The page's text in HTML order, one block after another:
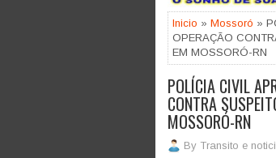
Inicio » Mossoró »
OPERAÇÃO
EM MOSSORÓ-RN
POLÍCIA CIVIL
CONTRA
MOSSORÓ-RN
By Transito e